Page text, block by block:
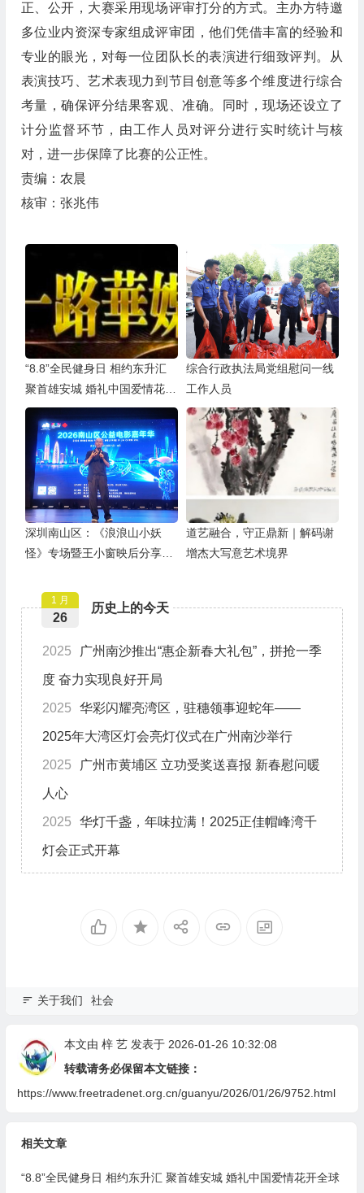
正、公开，大赛采用现场评审打分的方式。主办方特邀
多位业内资深专家组成评审团，他们凭借丰富的经验和
专业的眼光，对每一位团队长的表演进行细致评判。从
表演技巧、艺术表现力到节目创意等多个维度进行综合
考量，确保评分结果客观、准确。同时，现场还设立了
计分监督环节，由工作人员对评分进行实时统计与核
对，进一步保障了比赛的公正性。
责编：农晨
核审：张兆伟
“8.8”全民健身日 相约东升汇
聚首雄安城 婚礼中国爱情花开
全球
综合行政执法局党组慰问一线
工作人员
深圳南山区：《浪浪山小妖
怪》专场暨王小窗映后分享会
道艺融合，守正鼎新｜解码谢
增杰大写意艺术境界
历史上的今天
1 月
26
2025 广州南沙推出“惠企新春大礼包”，拼抢一季
度 奋力实现良好开局
2025 华彩闪耀亮湾区，驻穗领事迎蛇年——
2025年大湾区灯会亮灯仪式在广州南沙举行
2025 广州市黄埔区 立功受奖送喜报 新春慰问暖
人心
2025 华灯千盏，年味拉满！2025正佳帽峰湾千
灯会正式开幕
关于我们 社会
本文由 梓 艺发表于 2026-01-26 10:32:08
转载请务必保留本文链接：
https://www.freetradenet.org.cn/guanyu/2026/01/26/9752.html
相关文章
“8.8”全民健身日 相约东升汇 聚首雄安城 婚礼中国爱情花开全球